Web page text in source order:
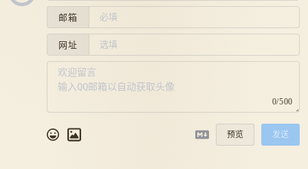
邮箱
网址
0/500
预览 发送